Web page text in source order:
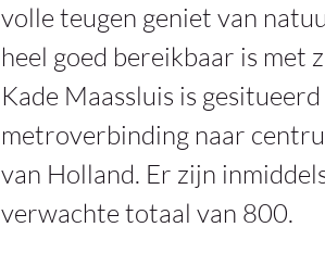
volle teugen geniet van
heel goed bereikbaar is met
Kade Maassluis is
metroverbinding naar
van Holland. Er zijn
verwachte totaal van 800.